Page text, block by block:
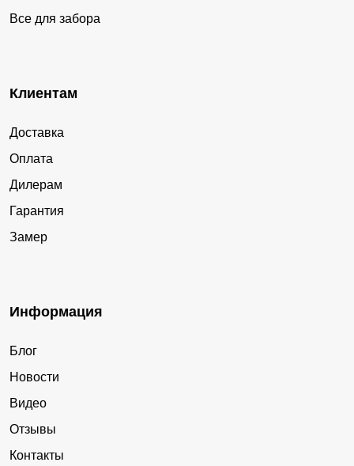
Все для забора
Клиентам
Доставка
Оплата
Дилерам
Гарантия
Замер
Информация
Блог
Новости
Видео
Отзывы
Контакты